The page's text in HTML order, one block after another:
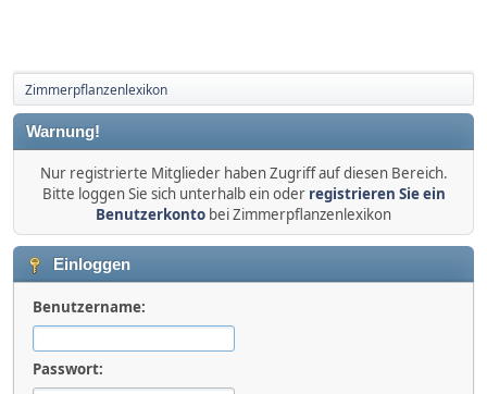
Zimmerpflanzenlexikon
Warnung!
Nur registrierte Mitglieder haben Zugriff auf diesen Bereich.
Bitte loggen Sie sich unterhalb ein oder registrieren Sie ein
Benutzerkonto bei Zimmerpflanzenlexikon
Einloggen
Benutzername:
Passwort: